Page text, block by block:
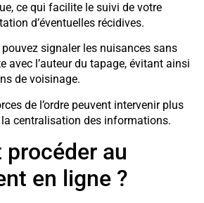
ce qui facilite le suivi de votre
d’éventuelles récidives.
pouvez signaler les nuisances sans
avec l’auteur du tapage, évitant ainsi
de voisinage.
de l’ordre peuvent intervenir plus
centralisation des informations.
au
en ligne ?